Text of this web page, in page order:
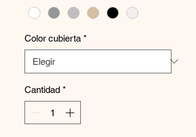
Color cubierta *
Cantidad *